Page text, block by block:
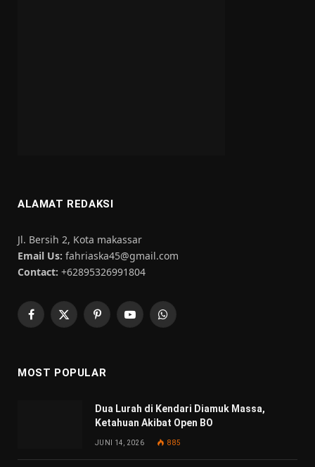
ALAMAT REDAKSI
Jl. Bersih 2, Kota makassar
Email Us: fahriaska45@gmail.com
Contact: +62895326991804
Facebook
X
PinterestYouTubeWhatsApp
MOST POPULAR
Dua Lurah di Kendari Diamuk Massa,
Ketahuan Akibat Open BO
JUNI 14, 2026 885